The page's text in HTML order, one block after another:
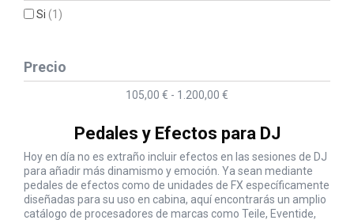
Si(1)
Precio
105,00 € - 1.200,00 €
Pedales y Efectos para DJ
Hoy en día no es extraño incluir efectos en las sesiones de DJ
para añadir más dinamismo y emoción. Ya sean mediante
pedales de efectos como de unidades de FX específicamente
diseñadas para su uso en cabina, aquí encontrarás un amplio
catálogo de procesadores de marcas como Teile, Eventide,